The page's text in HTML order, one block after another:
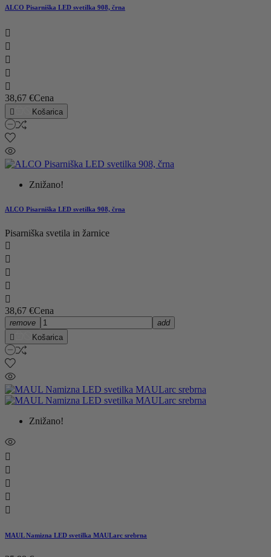
ALCO Pisarniška LED svetilka 908, črna





38,67 €Cena
 Košarica
Znižano!
ALCO Pisarniška LED svetilka 908, črna
Pisarniška svetila in žarnice





38,67 €Cena
remove
add

Košarica
Znižano!





MAUL Namizna LED svetilka MAULarc srebrna